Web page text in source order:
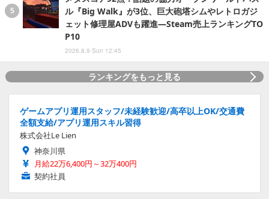
ル『Big Walk』が3位、巨大砲塔シムやレトロガジ
ェット修理屋ADVも躍進―Steam売上ランキングTO
P10
2026.8.9 Sun 12:45
ランキングをもっと見る
ゲームアプリ運用スタッフ/未経験歓迎/高卒以上OK/交通費
全額支給/アプリ運用スキル習得
株式会社Le Lien
神奈川県
月給22万6,400円～32万400円
契約社員